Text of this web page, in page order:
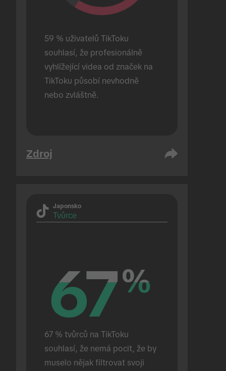
59 % uživatelů TikToku
souhlasí, že profesionálně
vyhlížející videa od značek na
TikToku působí nevhodně
nebo zvláštně.
Zdroj
Japonsko
Tvůrce
67%
67%
67 % tvůrců na TikToku
souhlasí, že nemá pocit, že by
muselo nějak filtrovat svoji